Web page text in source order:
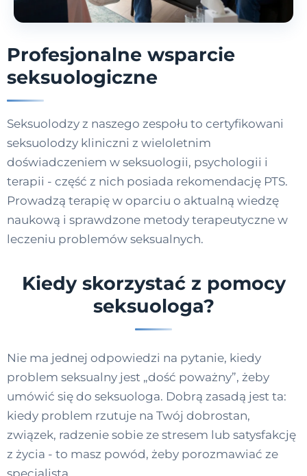
Profesjonalne wsparcie
seksuologiczne
Seksuolodzy z naszego zespołu to certyfikowani
seksuolodzy kliniczni z wieloletnim
doświadczeniem w seksuologii, psychologii i
terapii - część z nich posiada rekomendację PTS.
Prowadzą terapię w oparciu o aktualną wiedzę
naukową i sprawdzone metody terapeutyczne w
leczeniu problemów seksualnych.
Kiedy skorzystać z pomocy
seksuologa?
Nie ma jednej odpowiedzi na pytanie, kiedy
problem seksualny jest „dość poważny”, żeby
umówić się do seksuologa. Dobrą zasadą jest ta:
kiedy problem rzutuje na Twój dobrostan,
związek, radzenie sobie ze stresem lub satysfakcję
z życia - to masz powód, żeby porozmawiać ze